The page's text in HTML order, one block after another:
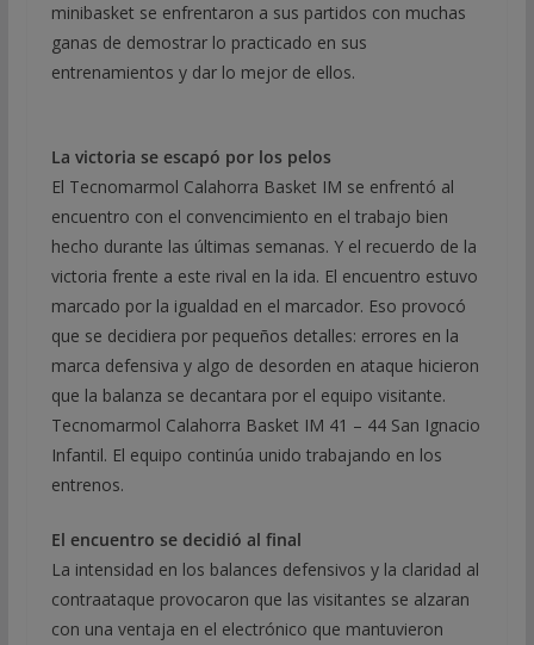
minibasket se enfrentaron a sus partidos con muchas
ganas de demostrar lo practicado en sus
entrenamientos y dar lo mejor de ellos.
La victoria se escapó por los pelos
El Tecnomarmol Calahorra Basket IM se enfrentó al
encuentro con el convencimiento en el trabajo bien
hecho durante las últimas semanas. Y el recuerdo de la
victoria frente a este rival en la ida. El encuentro estuvo
marcado por la igualdad en el marcador. Eso provocó
que se decidiera por pequeños detalles: errores en la
marca defensiva y algo de desorden en ataque hicieron
que la balanza se decantara por el equipo visitante.
Tecnomarmol Calahorra Basket IM 41 – 44 San Ignacio
Infantil. El equipo continúa unido trabajando en los
entrenos.
El encuentro se decidió al final
La intensidad en los balances defensivos y la claridad al
contraataque provocaron que las visitantes se alzaran
con una ventaja en el electrónico que mantuvieron